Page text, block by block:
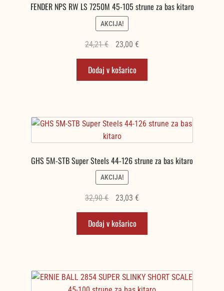
FENDER NPS RW LS 7250M 45-105 strune za bas kitaro
AKCIJA!
24,21€
Izvirna
je
bila:
23,00 €Trenutna
23,00 €.
Dodaj v košarico
GHS 5M-STB Super Steels 44-126 strune za bas kitaro
AKCIJA!
32,90€
Izvirna
cena
je
bila:
23,03 €Trenutna
cena
23,03 €.
Dodaj v košarico